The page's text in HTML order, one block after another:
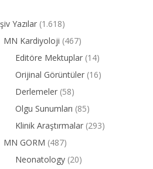
Yazılar (1.618)
MN Kardiyoloji (467)
Editöre Mektuplar (14)
Orijinal Görüntüler (16)
Derlemeler (58)
Olgu Sunumları (85)
Klinik Araştırmalar (293)
MN GORM (487)
Neonatology (20)